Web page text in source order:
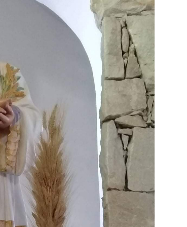
las subas en colegios